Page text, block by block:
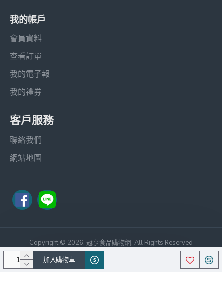
加入購物車
我的帳戶
會員資料
查看訂單
我的電子報
我的禮券
客戶服務
聯絡我們
網站地圖
Copyright © 2026, 冠亨食品購物網, All Rights Reserved
Theme By Journal 3,中文化